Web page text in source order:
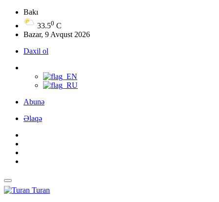
Bakı
33.50 C
Bazar, 9 Avqust 2026
Daxil ol
Abunə
Əlaqə
Turan